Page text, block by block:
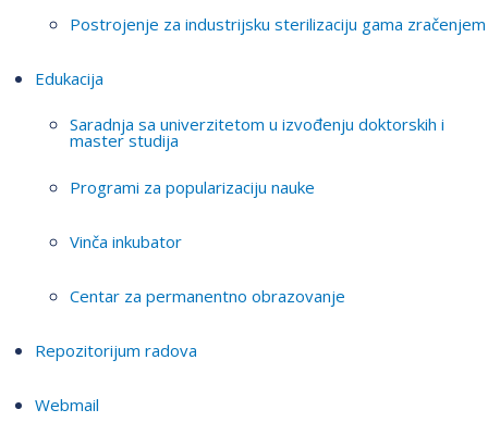
Postrojenje za industrijsku sterilizaciju gama zračenjem
Edukacija
Saradnja sa univerzitetom u izvođenju doktorskih i
master studija
Programi za popularizaciju nauke
Vinča inkubator
Centar za permanentno obrazovanje
Repozitorijum radova
Webmail